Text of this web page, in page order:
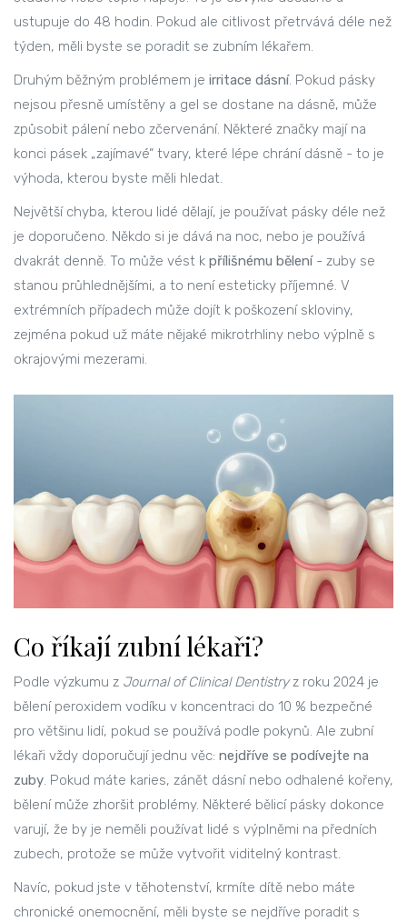
ustupuje do 48 hodin. Pokud ale citlivost přetrvává déle než
týden, měli byste se poradit se zubním lékařem.
Druhým běžným problémem je irritace dásní. Pokud pásky
nejsou přesně umístěny a gel se dostane na dásně, může
způsobit pálení nebo zčervenání. Některé značky mají na
konci pásek „zajímavé“ tvary, které lépe chrání dásně - to je
výhoda, kterou byste měli hledat.
Největší chyba, kterou lidé dělají, je používat pásky déle než
je doporučeno. Někdo si je dává na noc, nebo je používá
dvakrát denně. To může vést k přílišnému bělení- zuby se
stanou průhlednějšími, a to není esteticky příjemné. V
extrémních případech může dojít k poškození skloviny,
zejména pokud už máte nějaké mikrotrhliny nebo výplně s
okrajovými mezerami.
Co říkají zubní lékaři?
Podle výzkumu z Journal of Clinical Dentistryz roku 2024 je
bělení peroxidem vodíku v koncentraci do 10 % bezpečné
pro většinu lidí, pokud se používá podle pokynů. Ale zubní
lékaři vždy doporučují jednu věc: nejdříve se podívejte na
zuby. Pokud máte karies, zánět dásní nebo odhalené kořeny,
bělení může zhoršit problémy. Některé bělicí pásky dokonce
varují, že by je neměli používat lidé s výplněmi na předních
zubech, protože se může vytvořit viditelný kontrast.
Navíc, pokud jste v těhotenství, krmíte dítě nebo máte
chronické onemocnění, měli byste se nejdříve poradit s